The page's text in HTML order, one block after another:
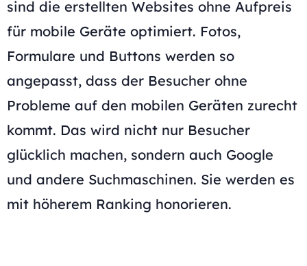
sind die erstellten Websites ohne Aufpreis
für mobile Geräte optimiert. Fotos,
Formulare und Buttons werden so
angepasst, dass der Besucher ohne
Probleme auf den mobilen Geräten zurecht
kommt. Das wird nicht nur Besucher
glücklich machen, sondern auch Google
und andere Suchmaschinen. Sie werden es
mit höherem Ranking honorieren.